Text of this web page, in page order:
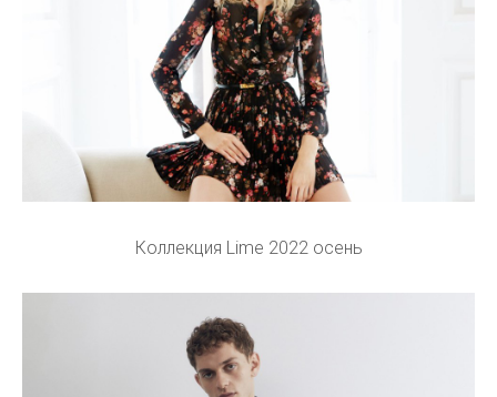
Коллекция Lime 2022 осень